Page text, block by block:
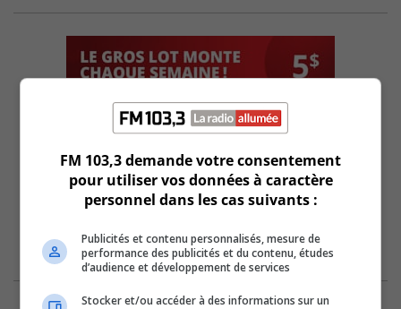
FM 103,3 demande votre consentement
pour utiliser vos données à caractère
personnel dans les cas suivants :
Publicités et contenu personnalisés, mesure de
performance des publicités et du contenu, études
d’audience et développement de services
Stocker et/ou accéder à des informations sur un